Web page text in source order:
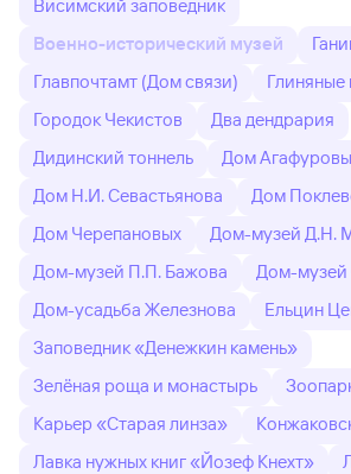
Висимский заповедник
Военно-исторический музей
Главпочтамт (Дом связи)
Глиняные
Городок Чекистов
Два дендрария
Дидинский тоннель
Дом
Дом Н.И. Севастьянова
Дом
Дом Черепановых
Дом-музей Д.Н.
Дом-музей П.П. Бажова
Дом-музей
Дом-усадьба Железнова
Ельцин
Заповедник «Денежкин камень»
Зелёная роща и монастырь
Карьер «Старая линза»
Лавка нужных книг «Йозеф Кнехт»